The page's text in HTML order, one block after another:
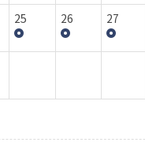
25 26 27